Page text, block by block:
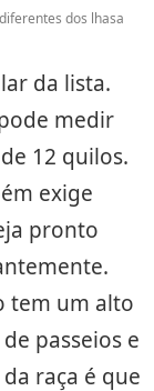
dos lhasa
da lista.
medir
12 quilos.
exige
pronto
tem um alto
passeios e
raça é que